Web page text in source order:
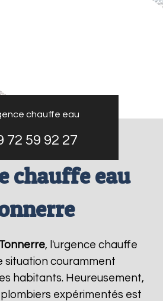
chauffe eau
72 59 92 27
chauffe eau
, l'urgence chauffe
situation couramment
habitants. Heureusement,
expérimentés est